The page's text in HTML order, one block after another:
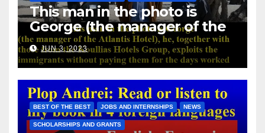
This man in the photo is
George (the manager of the
Atlantis Hotel), he, together
with those from the Koullias
Hotels Group, exploits the
immigrants without paying
them for the days worked
JUN 3, 2023
BEST OF THE BEST JOBS AND INTERNSHIPS NEWS
SCHOLARSHIPS AND GRANTS